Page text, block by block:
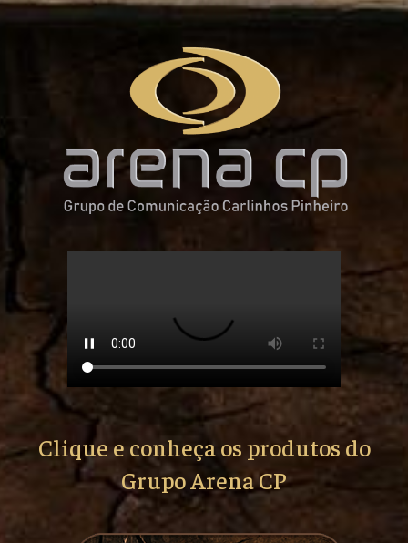
Clique e conheça os produtos do
Grupo Arena CP